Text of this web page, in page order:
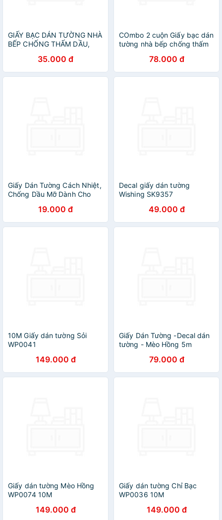
GIẤY BẠC DÁN TƯỜNG NHÀ
BẾP CHỐNG THẤM DẦU,
3m x 60cm35.000 đ
COmbo 2 cuộn Giấy bạc dán
tường nhà bếp chống thấm
3mx60cm78.000 đ
Giấy Dán Tường Cách Nhiệt,
Chống Dầu Mỡ Dành Cho
HÀNG CHÍNH HÃNG MINIIN
19.000 đ
Decal giấy dán tường
Wishing SK9357
49.000 đ
10M Giấy dán tường Sỏi
WP0041
149.000 đ
Giấy Dán Tường -Decal dán
tường - Mèo Hồng 5m
79.000 đ
Giấy dán tường Mèo Hồng
WP0074 10M
149.000 đ
Giấy dán tường Chỉ Bạc
WP0036 10M
149.000 đ